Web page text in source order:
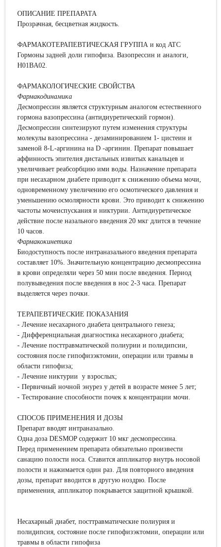
ОПИСАНИЕ ПРЕПАРАТА
Прозрачная, бесцветная жидкость.
ФАРМАКОТЕРАПЕВТИЧЕСКАЯ ГРУППА и код ATC
Гормоны задней доли гипофиза. Вазопрессин и аналоги,
H01BA02.
ФАРМАКОЛОГИЧЕСКИЕ СВОЙСТВА
Фармакодинамика
Десмопрессин является структурным аналогом естественного
гормона вазопрессина (антидиуретический гормон).
Десмопрессин синтезируют путем изменения структуры
молекулы вазопрессина - дезаминированием 1- цистеин и
заменой 8-L-аргинина на D -аргинин. Препарат повышает
аффинность эпителия дистальных извитых канальцев и
увеличивает реабсорбцию ими воды. Назначение препарата
при несахарном диабете приводит к снижению объема мочи,
одновременному увеличению его осмотического давления и
уменьшению осмолярности крови. Это приводит к снижению
частоты мочеиспускания и никтурии. Антидиуретическое
действие после назального введения 20 мкг длится в течение
10 часов.
Фармакокинетика
Биодоступность после интраназального введения препарата
составляет 10%. Значительную концентрацию десмопрессина
в крови определяли через 50 мин после введения. Период
полувыведения после введения в нос 2-3 часа. Препарат
выделяется через почки.
ТЕРАПЕВТИЧЕСКИЕ ПОКАЗАНИЯ
- Лечение несахарного диабета центрального генеза;
- Дифференциальная диагностика несахарного диабета;
- Лечение посттравматической полиурии и полидипсии,
состояния после гипофизэктомии, операции или травмы в
области гипофиза;
- Лечение никтурии у взрослых;
- Первичный ночной энурез у детей в возрасте менее 5 лет;
- Тестирование способности почек к концентрации мочи.
СПОСОБ ПРИМЕНЕНИЯ И ДОЗЫ
Препарат вводят интраназально.
Одна доза DESMOP содержит 10 мкг десмопрессина.
Перед применением препарата обязательно произвести
санацию полости носа. Ставится аппликатор внутрь носовой
полости и нажимается один раз. Для повторного введения
дозы, препарат вводится в другую ноздрю. После
применения, аппликатор покрывается защитной крышкой.
Несахарный диабет, посттравматические полиурия и
полидипсия, состояние после гипофизэктомии, операции или
травмы в области гипофиза